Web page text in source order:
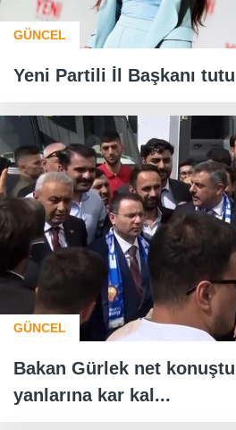
GÜNCEL
Yeni Partili İl Başkanı
GÜNCEL
Bakan Gürlek net
yanlarına kar kal...